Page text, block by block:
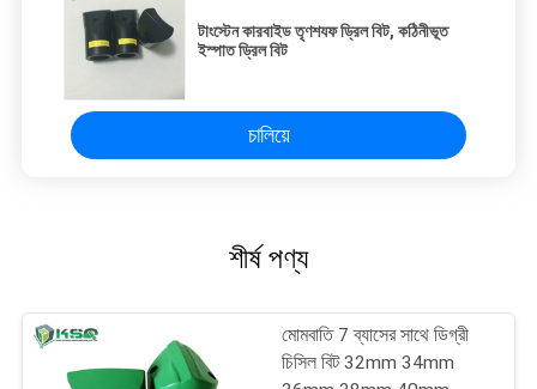
টাংস্টেন কারবাইড তৃণশযফ ড্রিল বিট, কঠিনীভূত
ইস্পাত ড্রিল বিট
চালিয়ে
শীর্ষ পণ্য
মোমবাতি 7 ব্যাসের সাথে ডিগ্রী
চিসিল বিট 32mm 34mm